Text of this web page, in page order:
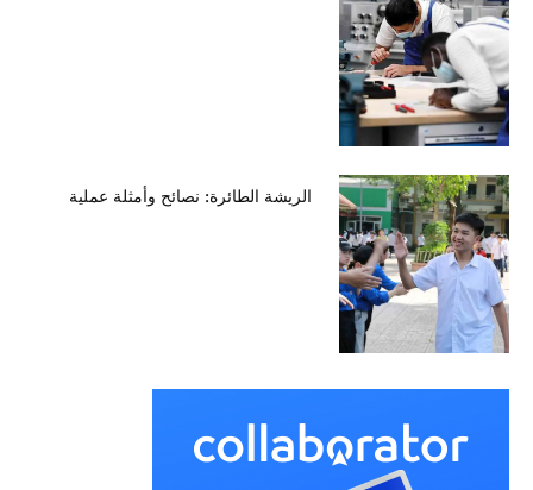
الريشة الطائرة: نصائح وأمثلة عملية